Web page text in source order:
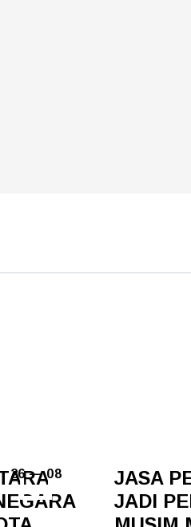
26 — 08
JASA
JADI